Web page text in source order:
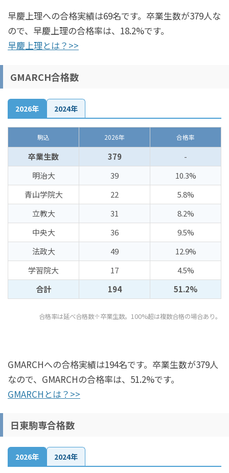
早慶上理への合格実績は69名です。卒業生数が379人な
ので、早慶上理の合格率は、18.2%です。
早慶上理とは？>>
GMARCH合格数
2026年 2024年
駒込 2026年 合格率
卒業生数 379
-
明治大
39
10.3%
青山学院大
22
5.8%
立教大
31
8.2%
中央大
36
9.5%
法政大
49
12.9%
学習院大
17
4.5%
合計
194 51.2%
合格率は延べ合格数÷卒業生数。100%超は複数合格の場合あり。
GMARCHへの合格実績は194名です。卒業生数が379人
なので、GMARCHの合格率は、51.2%です。
GMARCHとは？>>
日東駒専合格数
2026年 2024年